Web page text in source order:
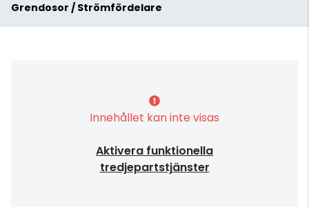
Grendosor / Strömfördelare
Innehållet kan inte visas
Aktivera funktionella
tredjepartstjänster